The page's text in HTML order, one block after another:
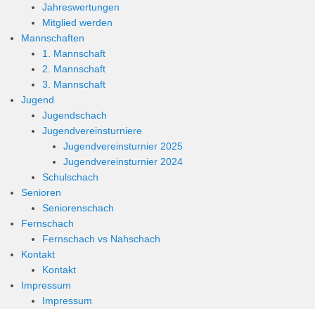
Jahreswertungen
Mitglied werden
Mannschaften
1. Mannschaft
2. Mannschaft
3. Mannschaft
Jugend
Jugendschach
Jugendvereinsturniere
Jugendvereinsturnier 2025
Jugendvereinsturnier 2024
Schulschach
Senioren
Seniorenschach
Fernschach
Fernschach vs Nahschach
Kontakt
Kontakt
Impressum
Impressum